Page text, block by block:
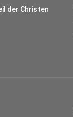
der Christen